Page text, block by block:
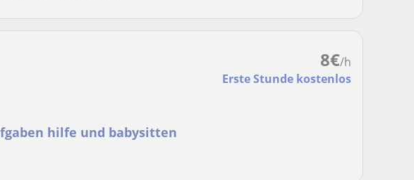
8€/h
Erste Stunde kostenlos
hilfe und babysitten